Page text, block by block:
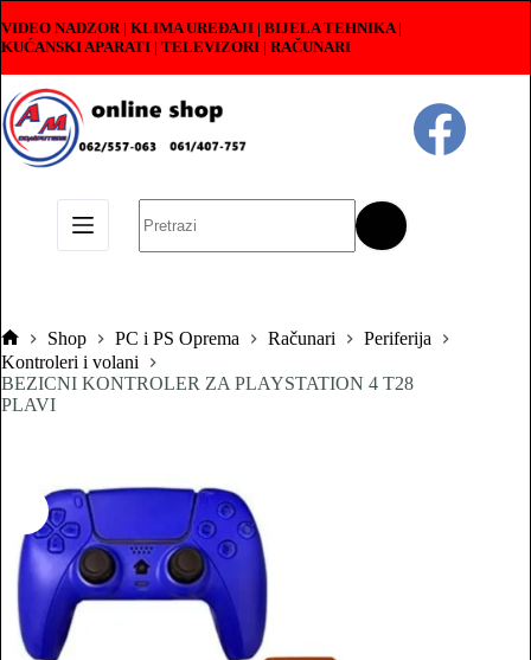
to
content
VIDEO NADZOR | KLIMA UREĐAJI | BIJELA TEHNIKA |
KUĆANSKI APARATI | TELEVIZORI | RAČUNARI
results
Pocetna
Shop PC i PS Oprema Računari
Periferija
Kontroleri i volani
BEZICNI KONTROLER ZA PLAYSTATION 4 T28
PLAVI